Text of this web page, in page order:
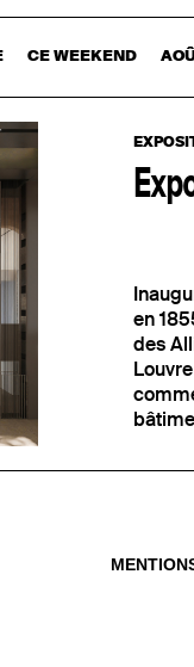
CE WEEKEND
en
des